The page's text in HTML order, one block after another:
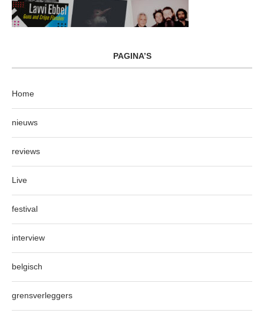
PAGINA’S
Home
nieuws
reviews
Live
festival
interview
belgisch
grensverleggers